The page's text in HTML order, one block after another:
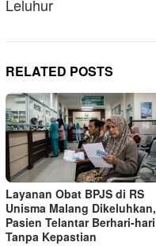
Leluhur
RELATED POSTS
Layanan Obat BPJS di RS
Unisma Malang Dikeluhkan,
Pasien Telantar Berhari-hari
Tanpa Kepastian